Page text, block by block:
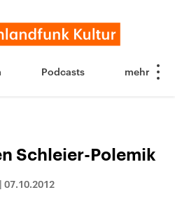
Podcasts
Schleier-Polemik
| 07.10.2012